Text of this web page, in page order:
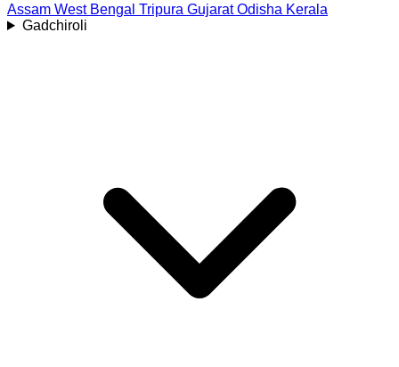
Assam West Bengal Tripura Gujarat Odisha Kerala
Gadchiroli